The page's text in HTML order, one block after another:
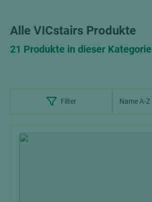
Alle VICstairs Produkte
21 Produkte in dieser Kategorie
Filter